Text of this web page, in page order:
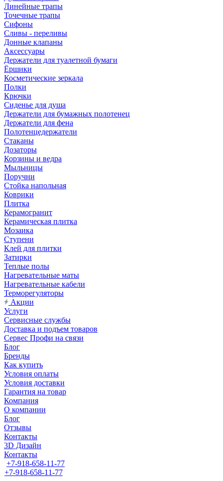
Линейные трапы
Точечные трапы
Сифоны
Сливы - переливы
Донные клапаны
Аксессуары
Держатели для туалетной бумаги
Ёршики
Косметические зеркала
Полки
Крючки
Сиденье для душа
Держатели для бумажных полотенец
Держатели для фена
Полотенцедержатели
Стаканы
Дозаторы
Корзины и ведра
Мыльницы
Поручни
Стойка напольная
Коврики
Плитка
Керамогранит
Керамическая плитка
Мозаика
Ступени
Клей для плитки
Затирки
Теплые полы
Нагревательные маты
Нагревательные кабели
Терморегуляторы
Акции
Услуги
Сервисные службы
Доставка и подъем товаров
Сервес Профи на связи
Блог
Бренды
Как купить
Условия оплаты
Условия доставки
Гарантия на товар
Компания
О компании
Блог
Отзывы
Контакты
3D Дизайн
Контакты
+7-918-658-11-77
+7-918-658-11-77